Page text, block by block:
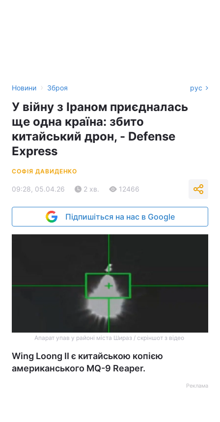
Новини › Зброя рус
У війну з Іраном приєдналась
ще одна країна: збито
китайський дрон, - Defense
Express
СОФІЯ ДАВИДЕНКО
09:28, 05.04.26 2 хв. 12466
Підпишіться на нас в Google
Апарат упав у районі міста Шираз / скріншот з відео
Wing Loong II є китайською копією
американського MQ-9 Reaper.
Реклама